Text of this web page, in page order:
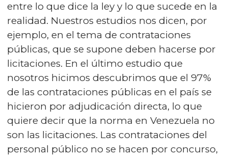
entre lo que dice la ley y lo que sucede en la
realidad. Nuestros estudios nos dicen, por
ejemplo, en el tema de contrataciones
públicas, que se supone deben hacerse por
licitaciones. En el último estudio que
nosotros hicimos descubrimos que el 97%
de las contrataciones públicas en el país se
hicieron por adjudicación directa, lo que
quiere decir que la norma en Venezuela no
son las licitaciones. Las contrataciones del
personal público no se hacen por concurso,